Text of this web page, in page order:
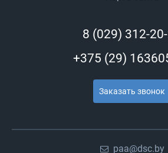
8 (029) 312-
+375 (29)
Заказать звонок
paa@dsc.by